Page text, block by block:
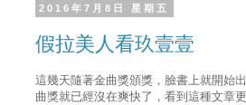
2016年7月8日 星期五
假拉美人看玖壹壹
這幾天隨著金曲獎頒獎，臉書上就開始
曲獎就已經沒在爽快了，看到這種文章